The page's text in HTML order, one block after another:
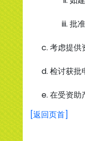
批
考虑提供
检讨获批
在受资助
[返回页首]